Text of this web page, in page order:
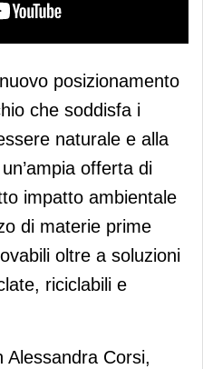
posizionamento
che soddisfa i
naturale e alla
offerta di
impatto ambientale
di materie prime
oltre a soluzioni
riciclabili e
Alessandra Corsi,